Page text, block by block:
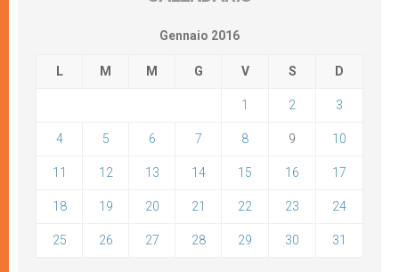
Gennaio 2016
L M M G V S D
1 2 3
4 5 6 7 8 9 10
11 12 13 14 15 16 17
18 19 20 21 22 23 24
25 26 27 28 29 30 31